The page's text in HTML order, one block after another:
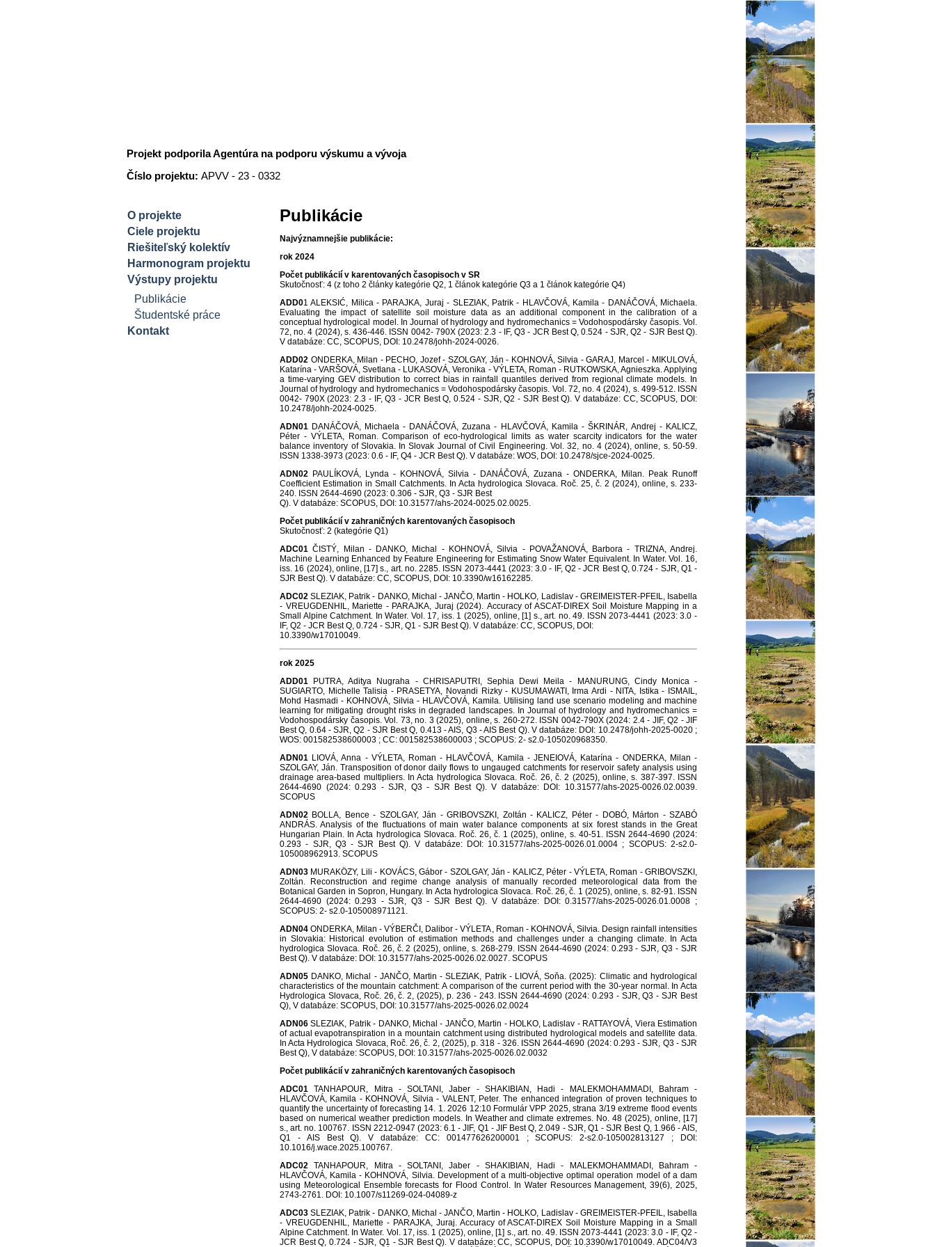
Projekt podporila Agentúra na podporu výskumu a vývoja
Číslo projektu: APVV - 23 - 0332
Publikácie
Najvýznamnejšie publikácie:
rok 2024
Počet publikácií v karentovaných časopisoch v SR
Skutočnosť: 4 (z toho 2 články kategórie Q2, 1 článok kategórie Q3 a 1 článok kategórie Q4)
ADD01 ALEKSIĆ, Milica - PARAJKA, Juraj - SLEZIAK, Patrik - HLAVČOVÁ, Kamila - DANÁČOVÁ, Michaela.
Evaluating the impact of satellite soil moisture data as an additional component in the calibration of a
conceptual hydrological model. In Journal of hydrology and hydromechanics = Vodohospodársky časopis. Vol.
72, no. 4 (2024), s. 436-446. ISSN 0042- 790X (2023: 2.3 - IF, Q3 - JCR Best Q, 0.524 - SJR, Q2 - SJR Best Q).
V databáze: CC, SCOPUS, DOI: 10.2478/johh-2024-0026.
ADD02 ONDERKA, Milan - PECHO, Jozef - SZOLGAY, Ján - KOHNOVÁ, Silvia - GARAJ, Marcel - MIKULOVÁ,
Katarína - VARŠOVÁ, Svetlana - LUKASOVÁ, Veronika - VÝLETA, Roman - RUTKOWSKA, Agnieszka. Applying
a time-varying GEV distribution to correct bias in rainfall quantiles derived from regional climate models. In
Journal of hydrology and hydromechanics = Vodohospodársky časopis. Vol. 72, no. 4 (2024), s. 499-512. ISSN
0042- 790X (2023: 2.3 - IF, Q3 - JCR Best Q, 0.524 - SJR, Q2 - SJR Best Q). V databáze: CC, SCOPUS, DOI:
10.2478/johh-2024-0025.
ADN01 DANÁČOVÁ, Michaela - DANÁČOVÁ, Zuzana - HLAVČOVÁ, Kamila - ŠKRINÁR, Andrej - KALICZ,
Péter - VÝLETA, Roman. Comparison of eco-hydrological limits as water scarcity indicators for the water
balance inventory of Slovakia. In Slovak Journal of Civil Engineering. Vol. 32, no. 4 (2024), online, s. 50-59.
ISSN 1338-3973 (2023: 0.6 - IF, Q4 - JCR Best Q). V databáze: WOS, DOI: 10.2478/sjce-2024-0025.
ADN02 PAULÍKOVÁ, Lynda - KOHNOVÁ, Silvia - DANÁČOVÁ, Zuzana - ONDERKA, Milan. Peak Runoff
Coefficient Estimation in Small Catchments. In Acta hydrologica Slovaca. Roč. 25, č. 2 (2024), online, s. 233-
240. ISSN 2644-4690 (2023: 0.306 - SJR, Q3 - SJR Best
Q). V databáze: SCOPUS, DOI: 10.31577/ahs-2024-0025.02.0025.
Počet publikácií v zahraničných karentovaných časopisoch
Skutočnosť: 2 (kategórie Q1)
ADC01 ČISTÝ, Milan - DANKO, Michal - KOHNOVÁ, Silvia - POVAŽANOVÁ, Barbora - TRIZNA, Andrej.
Machine Learning Enhanced by Feature Engineering for Estimating Snow Water Equivalent. In Water. Vol. 16,
iss. 16 (2024), online, [17] s., art. no. 2285. ISSN 2073-4441 (2023: 3.0 - IF, Q2 - JCR Best Q, 0.724 - SJR, Q1 -
SJR Best Q). V databáze: CC, SCOPUS, DOI: 10.3390/w16162285.
ADC02SLEZIAK, Patrik - DANKO, Michal - JANČO, Martin - HOLKO, Ladislav - GREIMEISTER-PFEIL, Isabella
- VREUGDENHIL, Mariette - PARAJKA, Juraj (2024). Accuracy of ASCAT-DIREX Soil Moisture Mapping in a
Small Alpine Catchment. In Water. Vol. 17, iss. 1 (2025), online, [1] s., art. no. 49. ISSN 2073-4441 (2023: 3.0 -
IF, Q2 - JCR Best Q, 0.724 - SJR, Q1 - SJR Best Q). V databáze: CC, SCOPUS, DOI:
10.3390/w17010049.
rok 2025
ADD01 PUTRA, Aditya Nugraha - CHRISAPUTRI, Sephia Dewi Meila - MANURUNG, Cindy Monica -
SUGIARTO, Michelle Talisia - PRASETYA, Novandi Rizky - KUSUMAWATI, Irma Ardi - NITA, Istika - ISMAIL,
Mohd Hasmadi - KOHNOVÁ, Silvia - HLAVČOVÁ, Kamila. Utilising land use scenario modeling and machine
learning for mitigating drought risks in degraded landscapes. In Journal of hydrology and hydromechanics =
Vodohospodársky časopis. Vol. 73, no. 3 (2025), online, s. 260-272. ISSN 0042-790X (2024: 2.4 - JIF, Q2 - JIF
Best Q, 0.64 - SJR, Q2 - SJR Best Q, 0.413 - AIS, Q3 - AIS Best Q). V databáze: DOI: 10.2478/johh-2025-0020 ;
WOS: 001582538600003 ; CC: 001582538600003 ; SCOPUS: 2- s2.0-105020968350.
ADN01 LIOVÁ, Anna - VÝLETA, Roman - HLAVČOVÁ, Kamila - JENEIOVÁ, Katarína - ONDERKA, Milan -
SZOLGAY, Ján. Transposition of donor daily flows to ungauged catchments for reservoir safety analysis using
drainage area-based multipliers. In Acta hydrologica Slovaca. Roč. 26, č. 2 (2025), online, s. 387-397. ISSN
2644-4690 (2024: 0.293 - SJR, Q3 - SJR Best Q). V databáze: DOI: 10.31577/ahs-2025-0026.02.0039.
SCOPUS
ADN02 BOLLA, Bence - SZOLGAY, Ján - GRIBOVSZKI, Zoltán - KALICZ, Péter - DOBÓ, Márton - SZABÓ
ANDRÁS. Analysis of the fluctuations of main water balance components at six forest stands in the Great
Hungarian Plain. In Acta hydrologica Slovaca. Roč. 26, č. 1 (2025), online, s. 40-51. ISSN 2644-4690 (2024:
0.293 - SJR, Q3 - SJR Best Q). V databáze: DOI: 10.31577/ahs-2025-0026.01.0004 ; SCOPUS: 2-s2.0-
105008962913. SCOPUS
ADN03 MURAKÖZY, Lili - KOVÁCS, Gábor - SZOLGAY, Ján - KALICZ, Péter - VÝLETA, Roman - GRIBOVSZKI,
Zoltán. Reconstruction and regime change analysis of manually recorded meteorological data from the
Botanical Garden in Sopron, Hungary. In Acta hydrologica Slovaca. Roč. 26, č. 1 (2025), online, s. 82-91. ISSN
2644-4690 (2024: 0.293 - SJR, Q3 - SJR Best Q). V databáze: DOI: 0.31577/ahs-2025-0026.01.0008 ;
SCOPUS: 2- s2.0-105008971121.
ADN04 ONDERKA, Milan - VÝBERČI, Dalibor - VÝLETA, Roman - KOHNOVÁ, Silvia. Design rainfall intensities
in Slovakia: Historical evolution of estimation methods and challenges under a changing climate. In Acta
hydrologica Slovaca. Roč. 26, č. 2 (2025), online, s. 268-279. ISSN 2644-4690 (2024: 0.293 - SJR, Q3 - SJR
Best Q). V databáze: DOI: 10.31577/ahs-2025-0026.02.0027. SCOPUS
ADN05 DANKO, Michal - JANČO, Martin - SLEZIAK, Patrik - LIOVÁ, Soňa. (2025): Climatic and hydrological
characteristics of the mountain catchment: A comparison of the current period with the 30-year normal. In Acta
Hydrologica Slovaca, Roč. 26, č. 2, (2025), p. 236 - 243. ISSN 2644-4690 (2024: 0.293 - SJR, Q3 - SJR Best
Q), V databáze: SCOPUS, DOI: 10.31577/ahs-2025-0026.02.0024
ADN06 SLEZIAK, Patrik - DANKO, Michal - JANČO, Martin - HOLKO, Ladislav - RATTAYOVÁ, Viera Estimation
of actual evapotranspiration in a mountain catchment using distributed hydrological models and satellite data.
In Acta Hydrologica Slovaca, Roč. 26, č. 2, (2025), p. 318 - 326. ISSN 2644-4690 (2024: 0.293 - SJR, Q3 - SJR
Best Q), V databáze: SCOPUS, DOI: 10.31577/ahs-2025-0026.02.0032
Počet publikácií v zahraničných karentovaných časopisoch
ADC01 TANHAPOUR, Mitra - SOLTANI, Jaber - SHAKIBIAN, Hadi - MALEKMOHAMMADI, Bahram -
HLAVČOVÁ, Kamila - KOHNOVÁ, Silvia - VALENT, Peter. The enhanced integration of proven techniques to
quantify the uncertainty of forecasting 14. 1. 2026 12:10 Formulár VPP 2025, strana 3/19 extreme flood events
based on numerical weather prediction models. In Weather and climate extremes. No. 48 (2025), online, [17]
s., art. no. 100767. ISSN 2212-0947 (2023: 6.1 - JIF, Q1 - JIF Best Q, 2.049 - SJR, Q1 - SJR Best Q, 1.966 - AIS,
Q1 - AIS Best Q). V databáze: CC: 001477626200001 ; SCOPUS: 2-s2.0-105002813127 ; DOI:
10.1016/j.wace.2025.100767.
ADC02 TANHAPOUR, Mitra - SOLTANI, Jaber - SHAKIBIAN, Hadi - MALEKMOHAMMADI, Bahram -
HLAVČOVÁ, Kamila - KOHNOVÁ, Silvia. Development of a multi-objective optimal operation model of a dam
using Meteorological Ensemble forecasts for Flood Control. In Water Resources Management, 39(6), 2025,
2743-2761. DOI: 10.1007/s11269-024-04089-z
ADC03 SLEZIAK, Patrik - DANKO, Michal - JANČO, Martin - HOLKO, Ladislav - GREIMEISTER-PFEIL, Isabella
- VREUGDENHIL, Mariette - PARAJKA, Juraj. Accuracy of ASCAT-DIREX Soil Moisture Mapping in a Small
Alpine Catchment. In Water. Vol. 17, iss. 1 (2025), online, [1] s., art. no. 49. ISSN 2073-4441 (2023: 3.0 - IF, Q2 -
JCR Best Q, 0.724 - SJR, Q1 - SJR Best Q). V databáze: CC, SCOPUS, DOI: 10.3390/w17010049. ADC04/V3
O projekte
Ciele projektu
Riešiteľský kolektív
Harmonogram projektu
Výstupy projektu
Publikácie
Študentské práce
Kontakt